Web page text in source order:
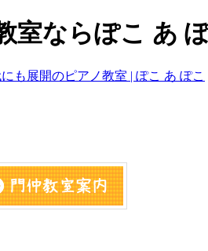
室ならぽこ あ